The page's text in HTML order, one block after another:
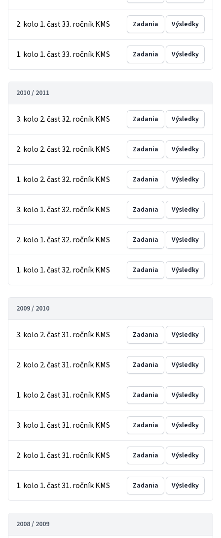
2. kolo 1. časť 33. ročník KMS Zadania Výsledky
1. kolo 1. časť 33. ročník KMS Zadania Výsledky
2010 / 2011
3. kolo 2. časť 32. ročník KMS Zadania Výsledky
2. kolo 2. časť 32. ročník KMS Zadania Výsledky
1. kolo 2. časť 32. ročník KMS Zadania Výsledky
3. kolo 1. časť 32. ročník KMS Zadania Výsledky
2. kolo 1. časť 32. ročník KMS Zadania Výsledky
1. kolo 1. časť 32. ročník KMS Zadania Výsledky
2009 / 2010
3. kolo 2. časť 31. ročník KMS Zadania Výsledky
2. kolo 2. časť 31. ročník KMS Zadania Výsledky
1. kolo 2. časť 31. ročník KMS Zadania Výsledky
3. kolo 1. časť 31. ročník KMS Zadania Výsledky
2. kolo 1. časť 31. ročník KMS Zadania Výsledky
1. kolo 1. časť 31. ročník KMS Zadania Výsledky
2008 / 2009